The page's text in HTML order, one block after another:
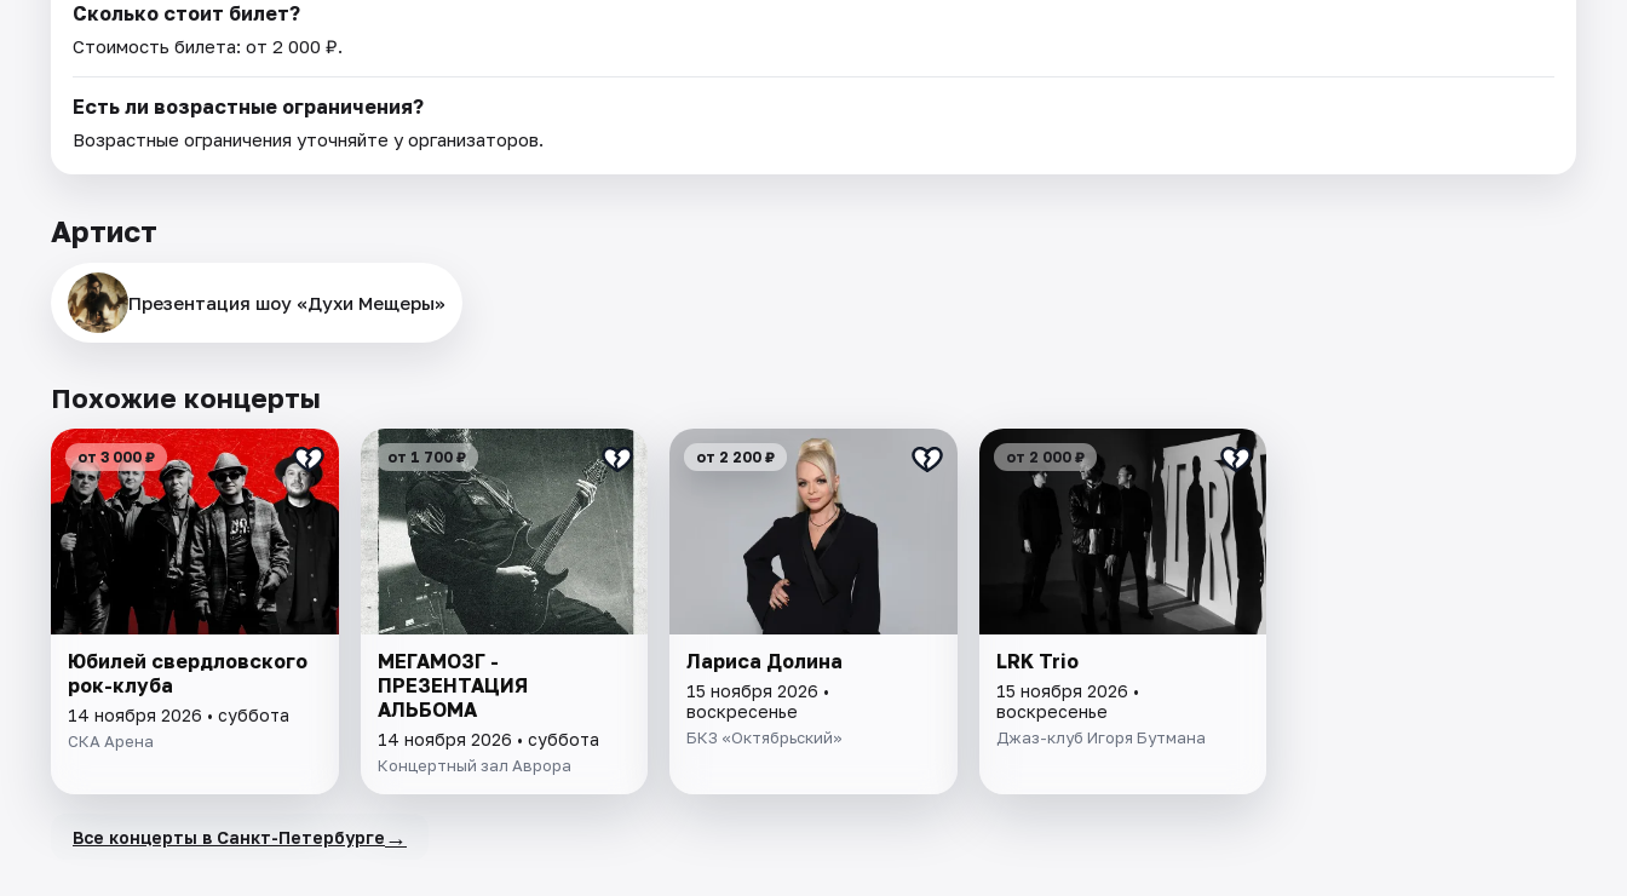
Сколько стоит билет?
Стоимость билета: от 2 000 ₽.
Есть ли возрастные ограничения?
Возрастные ограничения уточняйте у организаторов.
Артист
Презентация шоу «Духи Мещеры»
Похожие концерты
от 3 000 ₽
Юбилей свердловского
рок-клуба
14 ноября 2026 • суббота
СКА Арена
от 1 700 ₽
МЕГАМОЗГ -
ПРЕЗЕНТАЦИЯ
АЛЬБОМА
14 ноября 2026 • суббота
Концертный зал Аврора
от 2 200 ₽
Лариса Долина
15 ноября 2026 •
воскресенье
БКЗ «Октябрьский»
от 2 000 ₽
LRK Trio
15 ноября 2026 •
воскресенье
Джаз-клуб Игоря Бутмана
Все концерты в Санкт-Петербурге →